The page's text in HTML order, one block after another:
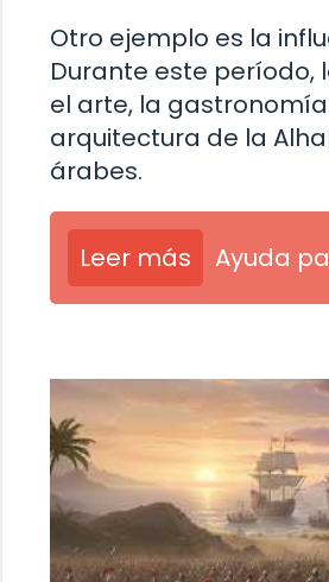
Otro ejemplo es la
Durante este período,
el arte, la
arquitectura de la
árabes.
Leer más Ayuda